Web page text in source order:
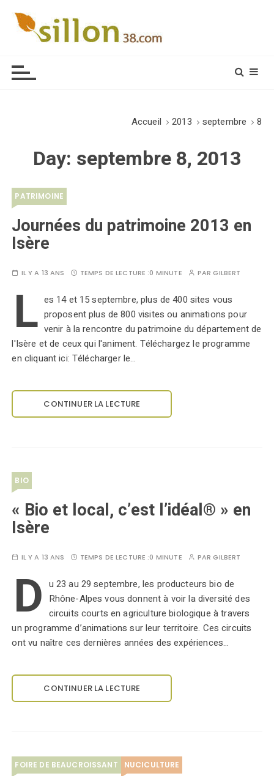
Accueil 2013 septembre 8
Day: septembre 8, 2013
PATRIMOINE
Journées du patrimoine 2013 en
Isère
IL Y A 13 ANS TEMPS DE LECTURE :0 MINUTE PARGILBERT
L es 14 et 15 septembre, plus de 400 sites vous
proposent plus de 800 visites ou animations pour
venir à la rencontre du patrimoine du département de
l'Isère et de ceux qui l'animent. Téléchargez le programme
en cliquant ici: Télécharger le…
CONTINUER LA LECTURE
BIO
« Bio et local, c’est l’idéal® » en
Isère
IL Y A 13 ANS TEMPS DE LECTURE :0 MINUTE PARGILBERT
D u 23 au 29 septembre, les producteurs bio de
Rhône-Alpes vous donnent à voir la diversité des
circuits courts en agriculture biologique à travers
un programme d’animations sur leur territoire. Ces circuits
ont vu naître ces dernières années des expériences…
CONTINUER LA LECTURE
FOIRE DE BEAUCROISSANT NUCICULTURE